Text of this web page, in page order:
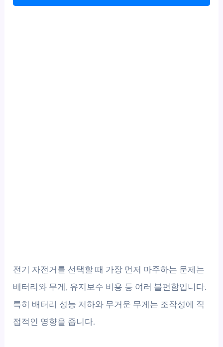
전기 자전거를 선택할 때 가장 먼저 마주하는 문제는
배터리와 무게, 유지보수 비용 등 여러 불편함입니다.
특히 배터리 성능 저하와 무거운 무게는 조작성에 직
접적인 영향을 줍니다.